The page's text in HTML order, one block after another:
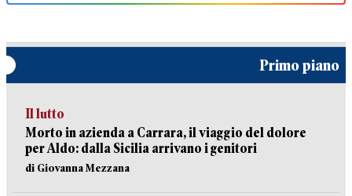
Primo piano
Il lutto
Morto in azienda a Carrara, il viaggio del dolore
per Aldo: dalla Sicilia arrivano i genitori
di Giovanna Mezzana